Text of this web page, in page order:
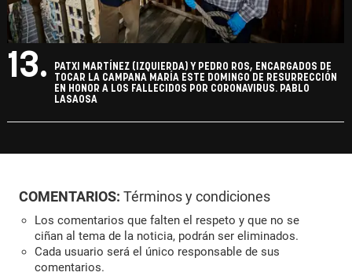
13.
PATXI MARTÍNEZ (IZQUIERDA) Y PEDRO ROS, ENCARGADOS DE
TOCAR LA CAMPANA MARÍA ESTE DOMINGO DE RESURRECCIÓN
EN HONOR A LOS FALLECIDOS POR CORONAVIRUS. PABLO
LASAOSA
COMENTARIOS: Términos y condiciones
Los comentarios que falten el respeto y que no se
ciñan al tema de la noticia, podrán ser eliminados.
Cada usuario será el único responsable de sus
comentarios.